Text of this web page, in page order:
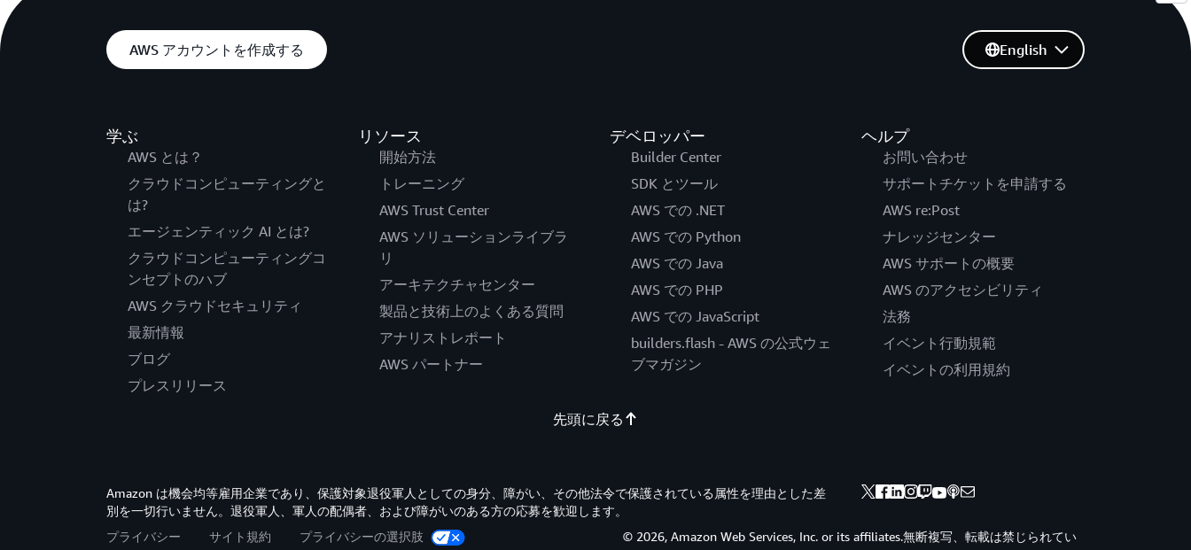
AWS アカウントを作成する
学ぶ
AWS とは？
クラウドコンピューティングと
は?
エージェンティック AI とは?
クラウドコンピューティングコ
ンセプトのハブ
AWS クラウドセキュリティ
最新情報
ブログ
プレスリリース
リソース
開始方法
トレーニング
AWS Trust Center
AWS ソリューションライブラ
リ
アーキテクチャセンター
製品と技術上のよくある質問
アナリストレポート
AWS パートナー
デベロッパー
Builder Center
SDK とツール
AWS での .NET
AWS での Python
AWS での Java
AWS での PHP
AWS での JavaScript
builders.flash - AWS の公式ウェ
ブマガジン
ヘルプ
お問い合わせ
サポートチケットを申請する
AWS re:Post
ナレッジセンター
AWS サポートの概要
AWS のアクセシビリティ
法務
イベント行動規範
イベントの利用規約
English
先頭に戻る
Amazon は機会均等雇用企業であり、保護対象退役軍人としての身分、障がい、その他法令で保護されている属性を理由とした差
別を一切行いません。退役軍人、軍人の配偶者、および障がいのある方の応募を歓迎します。
プライバシー
サイト規約
プライバシーの選択肢
© 2026, Amazon Web Services, Inc. or its affiliates.無断複写、転載は禁じられてい